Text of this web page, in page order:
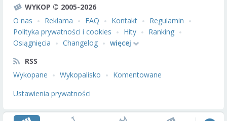
WYKOP © 2005-2026
O nas
Reklama FAQ Kontakt
Regulamin
Polityka prywatności i cookies
Hity
Ranking
Osiągnięcia
Changelog
więcej
RSS
Wykopane
Wykopalisko
Komentowane
Ustawienia prywatności